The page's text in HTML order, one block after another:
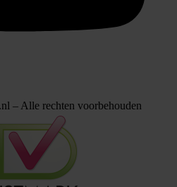
– Alle rechten voorbehouden